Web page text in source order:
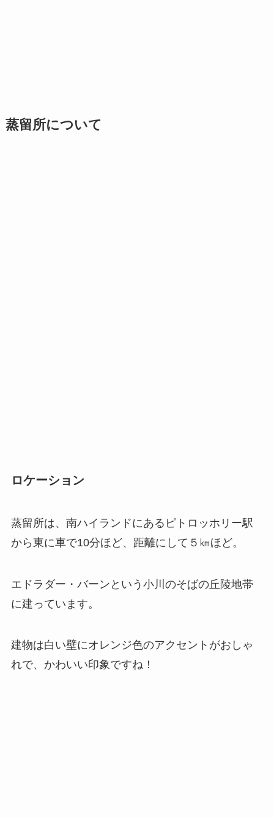
蒸留所について
ロケーション
蒸留所は、南ハイランドにあるピトロッホリー駅
から東に車で10分ほど、距離にして５㎞ほど。
エドラダー・バーンという小川のそばの丘陵地帯
に建っています。
建物は白い壁にオレンジ色のアクセントがおしゃ
れで、かわいい印象ですね！